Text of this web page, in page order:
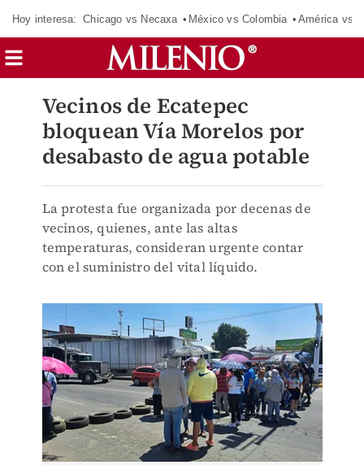
Hoy interesa: Chicago vs Necaxa México vs Colombia América vs
Vecinos de Ecatepec
bloquean Vía Morelos por
desabasto de agua potable
La protesta fue organizada por decenas de
vecinos, quienes, ante las altas
temperaturas, consideran urgente contar
con el suministro del vital líquido.